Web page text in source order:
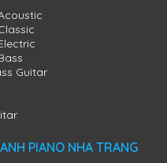
Guitar
PIANO NHA TRANG